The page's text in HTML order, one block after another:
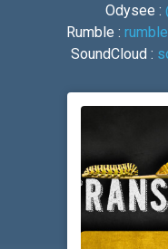
Odysee :
Rumble :
SoundCloud :